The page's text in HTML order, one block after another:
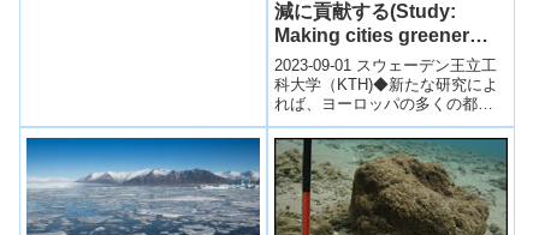
減に貢献する(Study:
Making cities greener
doesn’t just capture
carbon – it reduces it)
2023-09-01 スウェーデン王立工
科大学（KTH)◆新たな研究によ
れば、ヨーロッパの多くの都市
が、自然を都市インフラに組み
込むことで、次の10年でゼロカ
ー...